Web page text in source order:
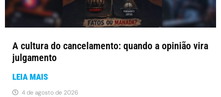
A cultura do cancelamento: quando a opinião vira
julgamento
LEIA MAIS
4 de agosto de 2026